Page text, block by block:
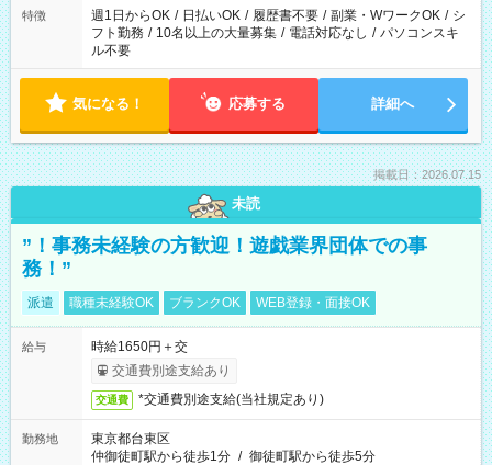
ください！
特徴 週1日からOK / 日払いOK / 履歴書不要 / 副業・WワークOK / シ
フト勤務 / 10名以上の大量募集 / 電話対応なし / パソコンスキ
ル不要
気になる！ 応募する 詳細へ
掲載日：2026.07.15
未読
”！事務未経験の方歓迎！遊戯業界団体での事
務！”
派遣 職種未経験OK ブランクOK WEB登録・面接OK
給与
時給1650円＋交
交通費別途支給あり
交通費 *交通費別途支給(当社規定あり)
勤務地
東京都台東区
仲御徒町駅から徒歩1分 / 御徒町駅から徒歩5分